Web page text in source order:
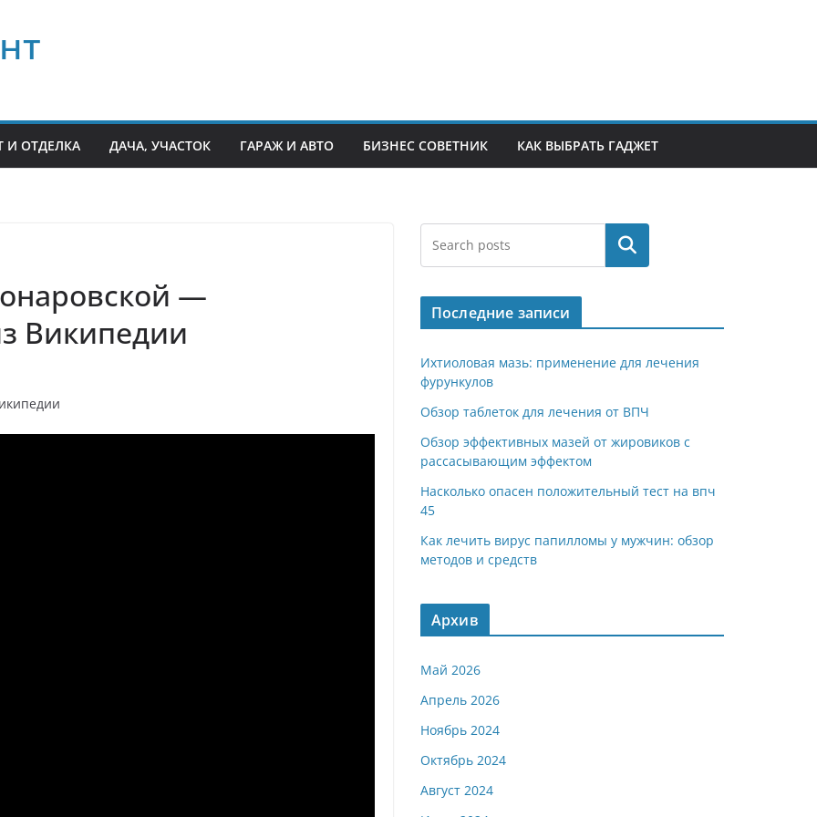
И ОТДЕЛКА ДАЧА, УЧАСТОК ГАРАЖ И АВТО БИЗНЕС СОВЕТНИК КАК ВЫБРАТЬ ГАДЖЕТ
—
Википедии
Поиск
Последние записи
Ихтиоловая мазь: применение для лечения
фурункулов
Обзор таблеток для лечения от ВПЧ
Обзор эффективных мазей от жировиков с
рассасывающим эффектом
Насколько опасен положительный тест на впч
45
Как лечить вирус папилломы у мужчин: обзор
методов и средств
Архив
Май 2026
Апрель 2026
Ноябрь 2024
Октябрь 2024
Август 2024